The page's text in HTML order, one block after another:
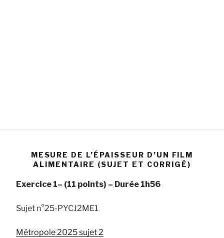
MESURE DE L’ÉPAISSEUR D’UN FILM
ALIMENTAIRE (SUJET ET CORRIGÉ)
Exercice 1– (11 points) – Durée 1h56
Sujet n°25-PYCJ2ME1
Métropole 2025 sujet 2